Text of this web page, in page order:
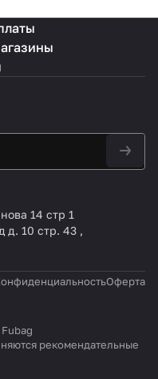
14 стр 1
д. 10 стр. 43 ,
Оферта
рекомендательные